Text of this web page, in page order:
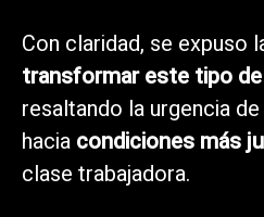
Con claridad, se expuso
transformar este tipo
resaltando la urgencia
hacia condiciones más
clase trabajadora.